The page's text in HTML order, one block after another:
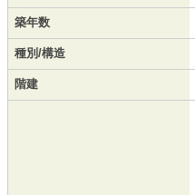
築年数
種別/構造
階建